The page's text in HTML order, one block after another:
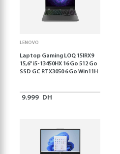
LENOVO
Laptop Gaming LOQ 15IRX9
15,6'' i5-13450HX 16 Go 512 Go
SSD GC RTX3050 6 Go Win11H
9.999 DH